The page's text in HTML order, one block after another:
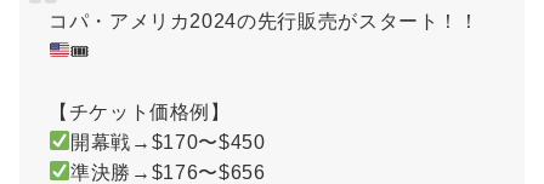
コパ・アメリカ2024の先行販売がスタート！！
🎟
【チケット価格例】
開幕戦→$170〜$450
準決勝→$176〜$656